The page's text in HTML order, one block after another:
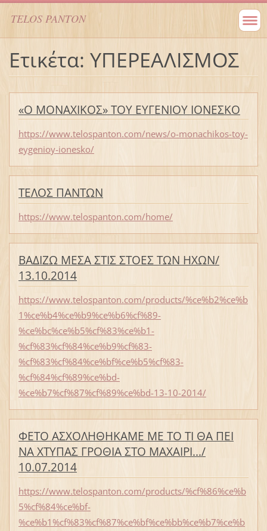
TELOS PANTON
Ετικέτα: ΥΠΕΡΕΑΛΙΣΜΟΣ
«Ο ΜΟΝΑΧΙΚΟΣ» ΤΟΥ ΕΥΓΕΝΙΟΥ ΙΟΝΕΣΚΟ
https://www.telospanton.com/news/o-monachikos-toy-
eygenioy-ionesko/
ΤΕΛΟΣ ΠΑΝΤΩΝ
https://www.telospanton.com/home/
ΒΑΔΙΖΩ ΜΕΣΑ ΣΤΙΣ ΣΤΟΕΣ ΤΩΝ ΗΧΩΝ/
13.10.2014
https://www.telospanton.com/products/%ce%b2%ce%b
1%ce%b4%ce%b9%ce%b6%cf%89-
%ce%bc%ce%b5%cf%83%ce%b1-
%cf%83%cf%84%ce%b9%cf%83-
%cf%83%cf%84%ce%bf%ce%b5%cf%83-
%cf%84%cf%89%ce%bd-
%ce%b7%cf%87%cf%89%ce%bd-13-10-2014/
ΦΕΤΟ ΑΣΧΟΛΗΘΗΚΑΜΕ ΜΕ ΤΟ ΤΙ ΘΑ ΠΕΙ
ΝΑ ΧΤΥΠΑΣ ΓΡΟΘΙΑ ΣΤΟ ΜΑΧΑΙΡΙ.../
10.07.2014
https://www.telospanton.com/products/%cf%86%ce%b
5%cf%84%ce%bf-
%ce%b1%cf%83%cf%87%ce%bf%ce%bb%ce%b7%ce%b